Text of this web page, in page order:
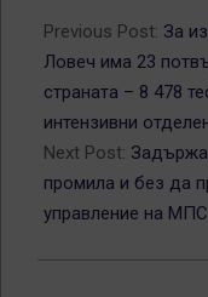
12-
03
Previous Post: За
Ловеч има 23
страната – 8 478
интензивни
Next Post:
промила и без да
управление на МПС